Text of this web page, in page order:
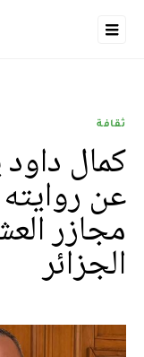
ثقافة
كمال داود
عن
مجازر
الجزائر